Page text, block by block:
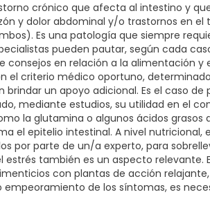
crónico que afecta al intestino y
y dolor abdominal y/o trastornos en el
Es una patología que siempre
pueden pautar, según cada
en relación a la alimentación y
el criterio médico oportuno,
un apoyo adicional. Es el caso
mediante estudios, su utilidad en el
la glutamina o algunos ácidos grasos
el epitelio intestinal. A nivel nutricional,
por parte de un/a experto, para
también es un aspecto relevante.
con plantas de acción
de los síntomas, es